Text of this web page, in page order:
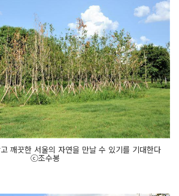
깨끗한 서울의 자연을 만날 수 있기를 기대한다
ⓒ조수봉